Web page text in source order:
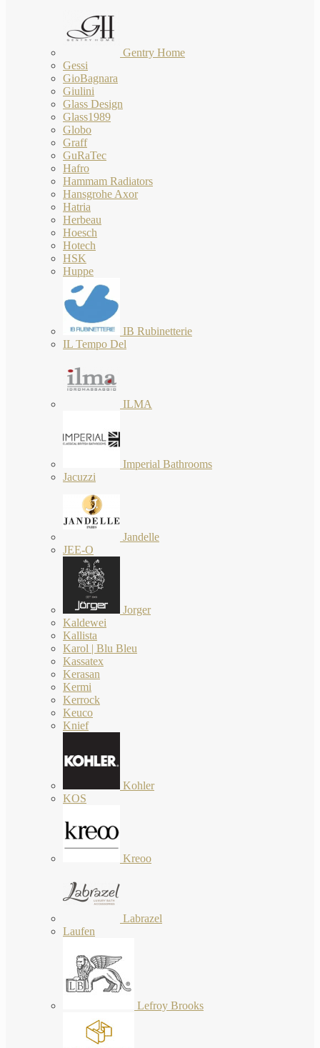
Gentry Home
Gessi
GioBagnara
Giulini
Glass Design
Glass1989
Globo
Graff
GuRaTec
Hafro
Hammam Radiators
Hansgrohe Axor
Hatria
Herbeau
Hoesch
Hotech
HSK
Huppe
IB Rubinetterie
IL Tempo Del
ILMA
Imperial Bathrooms
Jacuzzi
Jandelle
JEE-O
Jorger
Kaldewei
Kallista
Karol | Blu Bleu
Kassatex
Kerasan
Kermi
Kerrock
Keuco
Knief
Kohler
KOS
Kreoo
Labrazel
Laufen
Lefroy Brooks